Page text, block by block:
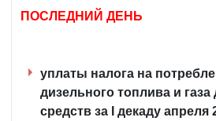
ПОСЛЕДНИЙ ДЕНЬ
уплаты налога на
дизельного топлива и
средств за I декаду апреля